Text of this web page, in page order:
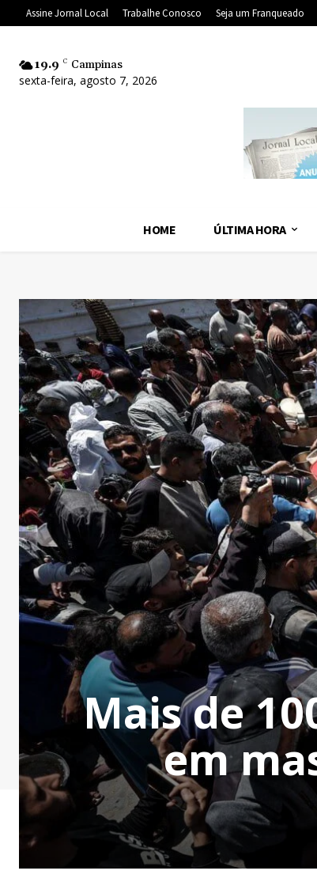
Assine Jornal Local Trabalhe Conosco Seja um Franqueado
19.9 C Campinas
sexta-feira, agosto 7, 2026
HOME ÚLTIMA HORA
Mais de
em